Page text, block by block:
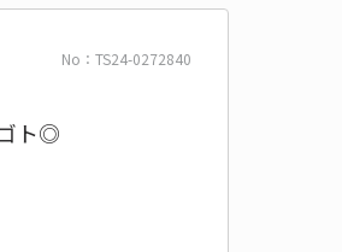
No：TS24-0272840
ト◎